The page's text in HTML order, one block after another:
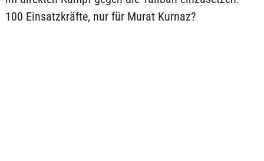
100 Einsatzkräfte, nur für Murat Kurnaz?